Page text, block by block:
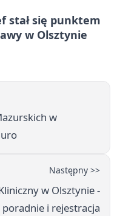
stał się punktem
w Olsztynie
w
Następny >>
w Olsztynie -
i rejestracja